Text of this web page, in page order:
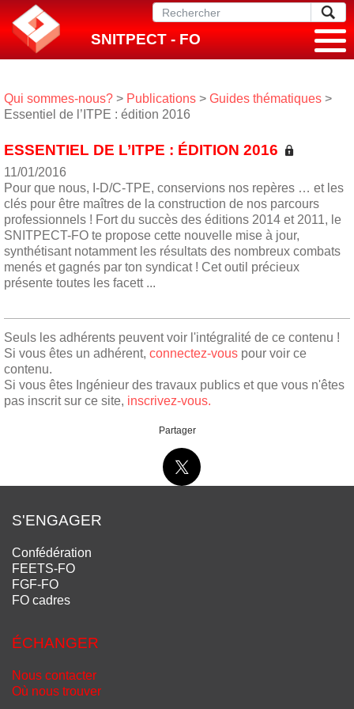
SNITPECT - FO
Qui sommes-nous? > Publications > Guides thématiques >
Essentiel de l’ITPE : édition 2016
ESSENTIEL DE L’ITPE : ÉDITION 2016
11/01/2016
Pour que nous, I-D/C-TPE, conservions nos repères … et les
clés pour être maîtres de la construction de nos parcours
professionnels ! Fort du succès des éditions 2014 et 2011, le
SNITPECT-FO te propose cette nouvelle mise à jour,
synthétisant notamment les résultats des nombreux combats
menés et gagnés par ton syndicat ! Cet outil précieux
présente toutes les facett ...
Seuls les adhérents peuvent voir l'intégralité de ce contenu !
Si vous êtes un adhérent, connectez-vous pour voir ce
contenu.
Si vous êtes Ingénieur des travaux publics et que vous n'êtes
pas inscrit sur ce site, inscrivez-vous.
Partager
S'ENGAGER
Confédération
FEETS-FO
FGF-FO
FO cadres
ÉCHANGER
Nous contacter
Où nous trouver